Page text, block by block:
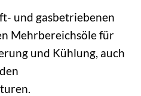
und gasbetriebenen
Mehrbereichsöle für
und Kühlung, auch